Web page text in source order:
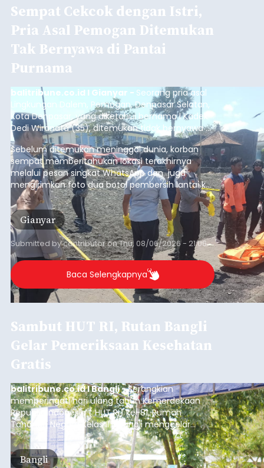
Sempat Cekcok dengan Istri,
Pria Asal Pemogan Ditemukan
Tak Bernyawa di Pantai
Purnama
balitribune.co.id I Gianyar - Seorang pria asal
Lingkungan Dalem, Pemogan, Denpasar Selatan,
Kota Denpasar, yang diketahui bernama I Kadek
Dedi Wiranata (35), ditemukan tidak bernyawa di
pesisir Pantai Purnama, Sukawati.
Sebelum ditemukan meninggal dunia, korban
sempat memberitahukan lokasi terakhirnya
melalui pesan singkat WhatsApp dan juga
mengirimkan foto dua botol pembersih lantai ke
istrinya.
Gianyar
Submitted bycontributoronThu, 08/06/2026 - 21:06
Baca Selengkapnya
Sambut HUT RI, Rutan Bangli
Gelar Pemeriksaan Kesehatan
Gratis
balitribune.co.id I Bangli -Serangkian
memperingati hari ulang tahun Kemerdekaan
Republik Indonesia ( HUT RI) ke-81, Rumah
Tahanan Negara Kelas II B Bangli menggelar
kegiatan pemeriksaan kesehatan gratis, Rabu
(6/8/2026).
Bangli